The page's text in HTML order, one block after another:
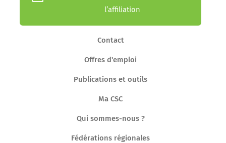
l’affiliation
Contact
Offres d'emploi
Publications et outils
Ma CSC
Qui sommes-nous ?
Fédérations régionales